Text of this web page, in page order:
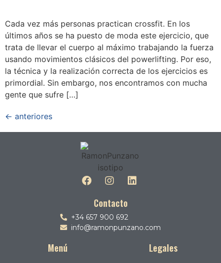
Cada vez más personas practican crossfit. En los
últimos años se ha puesto de moda este ejercicio, que
trata de llevar el cuerpo al máximo trabajando la fuerza
usando movimientos clásicos del powerlifting. Por eso,
la técnica y la realización correcta de los ejercicios es
primordial. Sin embargo, nos encontramos con mucha
gente que sufre […]
← anteriores
Contacto
+34 657 900 692
info@ramonpunzano.com
Menú Legales